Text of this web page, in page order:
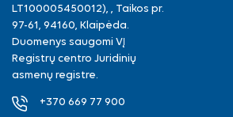
LT100005450012), , Taikos pr.
97-61, 94160, Klaipėda.
Duomenys saugomi VĮ
Registrų centro Juridinių
asmenų registre.
+370 669 77 900